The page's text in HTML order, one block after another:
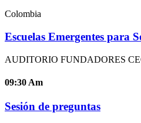
Colombia
Escuelas Emergentes para
AUDITORIO FUNDADORES
09:30 Am
Sesión de preguntas